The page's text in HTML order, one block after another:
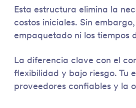
Esta estructura elimina la
costos iniciales. Sin
empaquetado ni los tiempos
La diferencia clave con el
flexibilidad y bajo riesgo. Tu
proveedores confiables y la